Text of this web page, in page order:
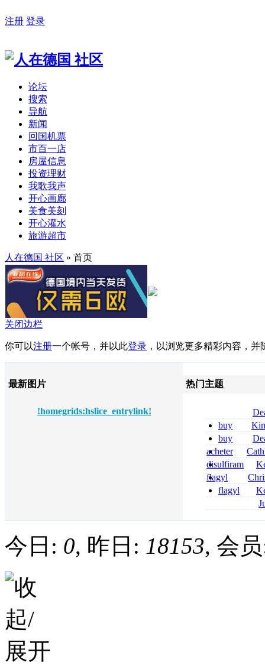
注册 登录
论坛
搜索
导航
新闻
回国机票
市百一店
房屋信息
投资理财
我歌我声
开心画廊
美食美刻
开心灌水
旅游超市
人在德国 社区 » 首页
关闭边栏
你可以注册一个帐号，并以此登录 ，以浏览更多精彩内容，
最新图片
!homegrids:hslice_entrylink!
热门主题
tizanidine
sans
buy
zolpidem usa
buy
pregabalin 300
pregabalin 300
acheter
dapsone site
disulfiram
sans
flagyl
senza
flagyl si può co
flagyl
online
今日: 0, 昨日: 18153, 会